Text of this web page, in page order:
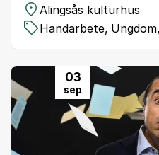
Alingsås kulturhus
Handarbete, Ungdom,
03
sep